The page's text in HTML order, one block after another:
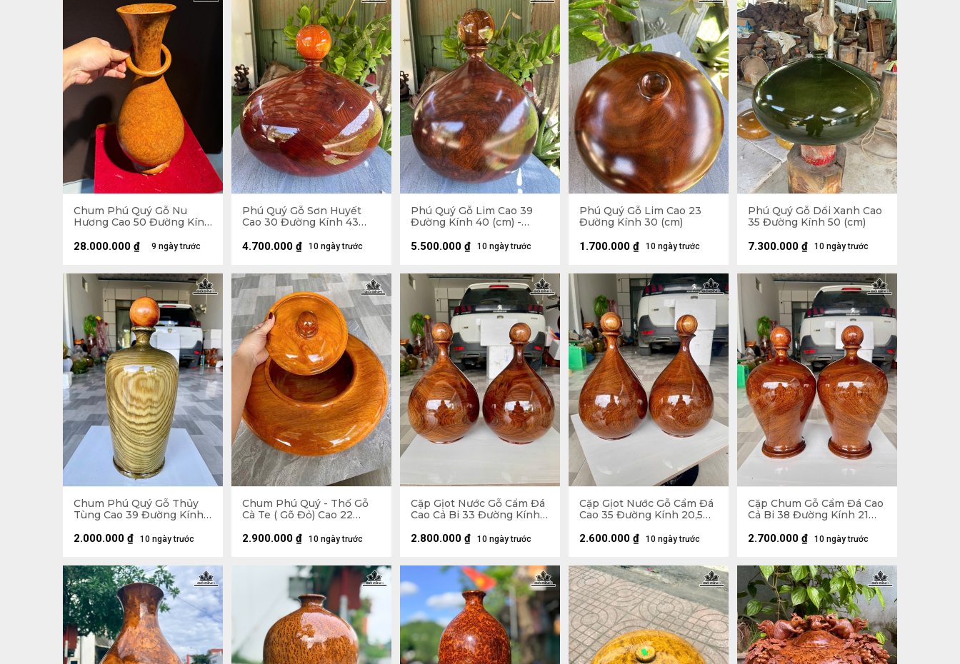
Chum Phú Quý Gỗ Nu
Hương Cao 50 Đường Kính
9 ngày trước
28.000.000 ₫
Phú Quý Gỗ Sơn Huyết
Cao 30 Đường Kính 43
10 ngày trước
4.700.000 ₫
Phú Quý Gỗ Lim Cao 39
Đường Kính 40 (cm) -
10 ngày trước
5.500.000 ₫
Phú Quý Gỗ Lim Cao 23
Đường Kính 30 (cm)
10 ngày trước
1.700.000 ₫
Phú Quý Gỗ Dổi Xanh Cao
35 Đường Kính 50 (cm)
10 ngày trước
7.300.000 ₫
Chum Phú Quý Gỗ Thủy
Tùng Cao 39 Đường Kính
10 ngày trước
2.000.000 ₫
Chum Phú Quý - Thố Gỗ
Cà Te ( Gõ Đỏ) Cao 22
10 ngày trước
2.900.000 ₫
Cặp Gịot Nước Gỗ Cẩm Đá
Cao Cả Bi 33 Đường Kính
10 ngày trước
2.800.000 ₫
Cặp Gịot Nước Gỗ Cẩm Đá
Cao 35 Đường Kính 20,5
10 ngày trước
2.600.000 ₫
Cặp Chum Gỗ Cẩm Đá Cao
Cả Bi 38 Đường Kính 21
10 ngày trước
2.700.000 ₫